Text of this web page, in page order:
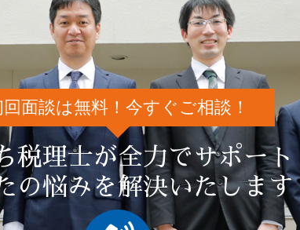
回面談は無料！今すぐご相談！
税理士が全力でサポート
の悩みを解決いたします